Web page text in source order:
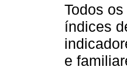
Todos
índices
e